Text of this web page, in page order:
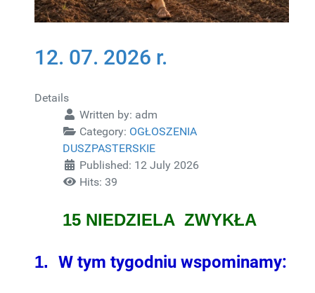
12. 07. 2026 r.
Details
Written by: adm
Category: OGŁOSZENIA
DUSZPASTERSKIE
Published: 12 July 2026
Hits: 39
15 NIEDZIELA ZWYKŁA
1. W tym tygodniu wspominamy: